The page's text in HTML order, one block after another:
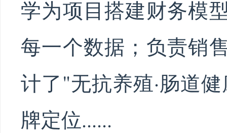
学为项目搭建财务模
每一个数据；负责销
计了"无抗养殖·肠道
牌定位......